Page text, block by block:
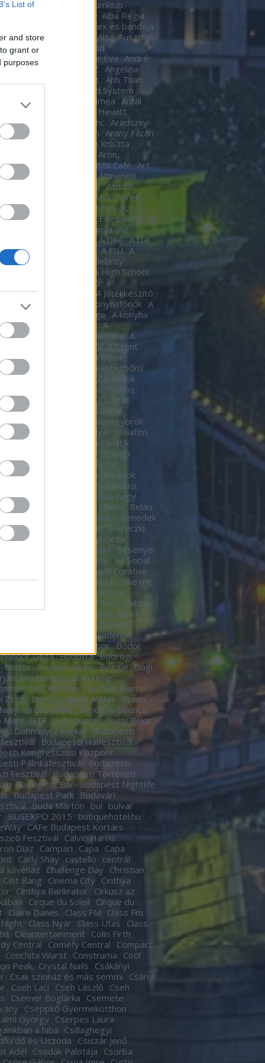
List of
and store
grant or
purposes
Ákos Akvárium
Akvariumklub
Alba Regia
Alex és bandája
Róbert Almási Csaba
Alsó-Ausztria
Áman Attila
Amigod
Anastacia Andor Éva André
Andy Barlow ANEZ Angelina
Anger Zsolt Anh Tuan
Anima Sound System
Antal Tímea Antal
Anthony van Laast
Aon Hewitt
szerelem
Aradi Ferenc Aradszky
Aranyélet Aranyszem Arany Fácán
Argyelán Kriszta
Aron
ARTista Café Art
aste. Sound. Danube.
Átmeneti
Átrium Film-Színház Átrium
avicii Ayree
Az angyal Az ébredő Erő Az
a nappalod
Az élet Édes illata Az
Az Év Háziasszonya Az
A Daé A Dal
A férjem védelmében A FIÚ A
A fogoly
A Gozsdu Celebrity
A High School
A Hindenburg léghajó a
A játékkészítő
A Játékkészítő
A Kocka A konyhafőnök A
A konyha Ördöge A konyha
A Lámpagyújtogatók A
A láthatatlan hős A
A pokol kapui A Szent
A templomos lovagok
A titkok
A torony hősei
A vastagbőrű
A vörös oroszlán
A Zarándok
B.my.Lake Fesztivál
Babos
baby
Bacardí Legacy Cocktail
Bacardí Legacy Global
Balance
Balatongyörök
Hacacáré
Balatoni Nyár
Balaton
Balázsy Panna
Balkán Fanatik
Baló György
Bangó
Baptista Szeretetszolgálat
BUBORÉKTORTA Barátok
Barba Negra Music Club
Bárdosi
Bartendaz Hungary
Bazi nagy
lagzik
Bebe Bécs
Belau
Belmondo
Benedek
Ben Kingsley Ben Stiller
Bereczki
Berek Kati
Bereményi Géza
Tamás
Berki Krisztián
Besenyei
Betty Barclay
Be Social
BigO Creative
Big Time Rush Bikás Park bike me
Bin-Jip
Bitskey Tibor blabla
Cabaret
Blahalouisiana
Blind
Bocelli
Bocus D’Or Akadémia
Bödőcs Tibor Bodor
Bodor Géza Bódottá Bodrogi
bodza Bogdán Ádám Boggie
Bogi
bonbonetti
Bonduelle
BOOKR bor
Borbás Marcsi
Zsolt BorŐsz Both Miklós
Brains
Bródy János
Brooklyn Bounce
Mars
BTF Bubi Guppik Bucsi Réka
Dohnányi Zenekar
Budapesti
Budapesti Halfesztivál
Kongresszusi Központ
Pálinkafesztivál
Budapesti
Fesztivál Budapesti Történeti
Budapest Bár Budapest Nightlife
Budapest Park Budavári
Buda Márton bul bulvar
BUSEXPO 2015 butiquehotel.hu
CAFe Budapest Kortárs
Fesztivál Calvin Harris
Diaz
Campari Capa Capa
Carly Shay castello centrál
kávéház Challenge Day Christian
Cillit Bang Cinema City Cinthya
Cinthya Pankrator Cirkusz az
Cirque du Soleil Cirque du
Claire Danes Class FM Class Fm
Class Nyár Class Utas Class
Cleantertainment Colin Firth
Central Comefy Central Compact
Conchita Wurst Construma Cool
Peak Crystal Nails Csákányi
Csak színház és más semmi Csányi
Cseh Laci Cseh László Cseh
Csemer Boglárka Csemete
Cseppkő Gyermekotthon
György
Cserpes Laura
a hiba Csillaghegyi
és Uszoda
Csiszár Jenő
Adél
Csodák Palotája Csorba